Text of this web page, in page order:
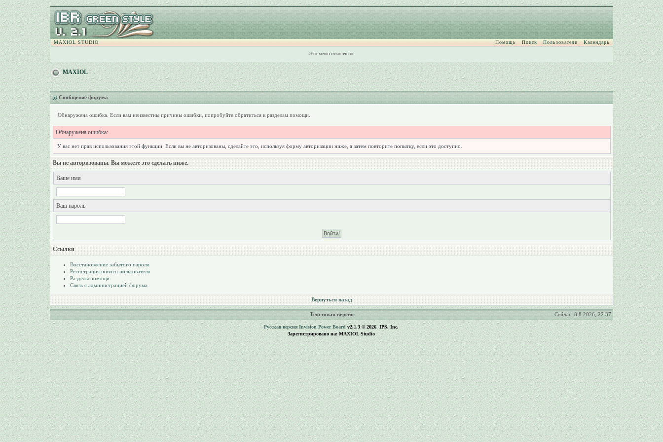
MAXIOL STUDIO Помощь Поиск Пользователи Календарь
Это меню отключено
MAXIOL
Сообщение форума
Обнаружена ошибка. Если вам неизвестны причины ошибки, попробуйте обратиться к разделам помощи.
Обнаружена ошибка:
У вас нет прав использования этой функции. Если вы не авторизованы, сделайте это, используя форму авторизации ниже, а затем повторите попытку, если это доступно.
Вы не авторизованы. Вы можете это сделать ниже.
Ваше имя
Ваш пароль
Ссылки
Восстановление забытого пароля
Регистрация нового пользователя
Разделы помощи
Связь с администрацией форума
Вернуться назад
Текстовая версия Сейчас: 8.8.2026, 22:37
Русская версия Invision Power Boardv2.1.3 © 2026 IPS, Inc.
Зарегистрировано на: MAXIOL Studio